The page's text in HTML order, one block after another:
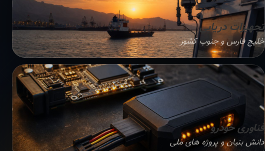
تجهیزات دریایی
خلیج فارس و جنوب کشور
فناوری خودرو
دانش بنیان و پروژه های ملی